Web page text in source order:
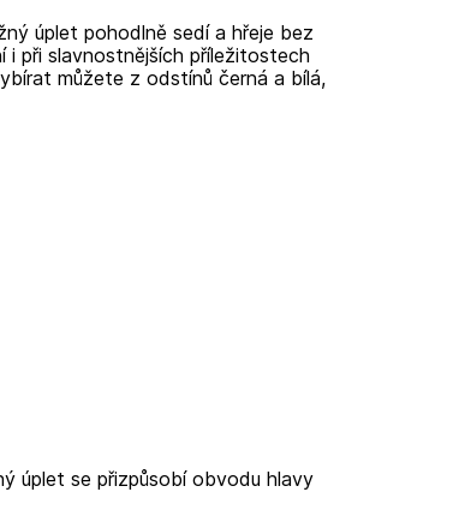
úplet pohodlně sedí a hřeje bez
i při slavnostnějších příležitostech
můžete z odstínů černá a bílá,
úplet se přizpůsobí obvodu hlavy